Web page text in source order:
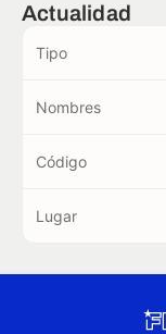
Actualidad
Tipo
Nombres
Código
Lugar